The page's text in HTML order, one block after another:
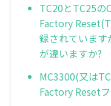
TC20とTC25
Factory
録されていま
が違いますか?
MC3300(又は
Factory Reset